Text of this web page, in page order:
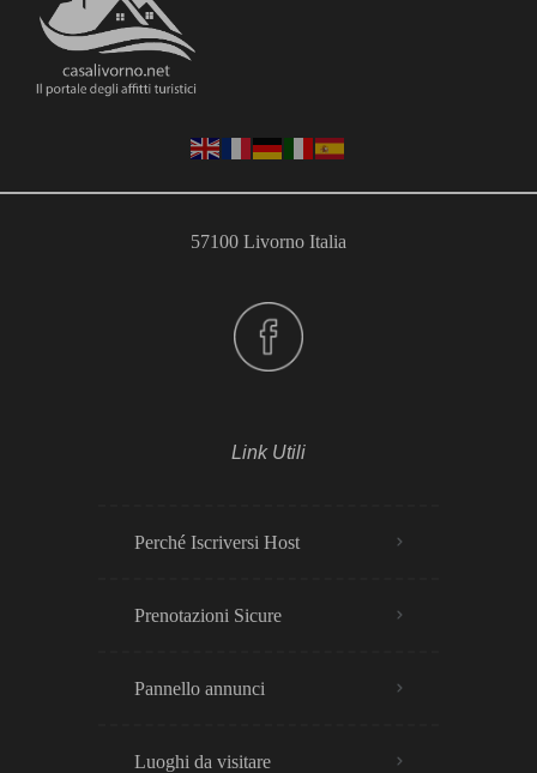
57100 Livorno Italia
Link Utili
Perché Iscriversi Host
Prenotazioni Sicure
Pannello annunci
Luoghi da visitare